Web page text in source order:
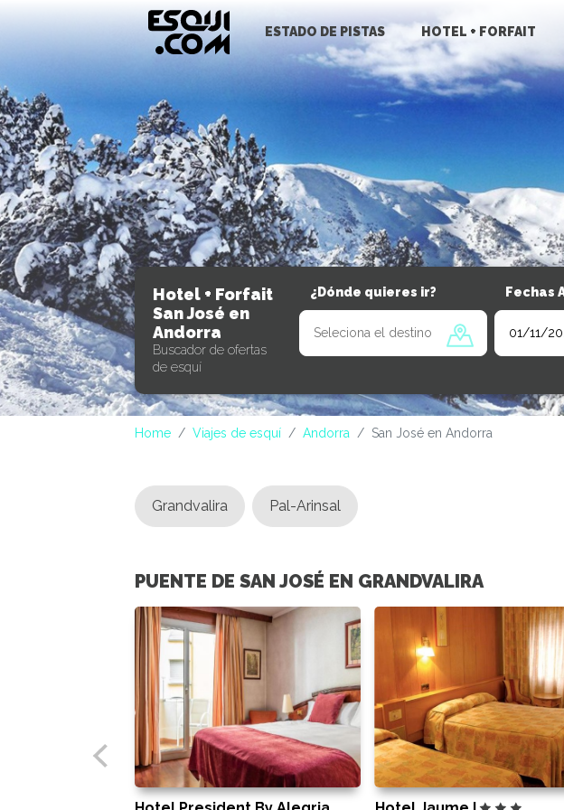
ESTADO DE PISTAS HOTEL + FORFAIT
Hotel + Forfait
San José en
Andorra
Buscador de ofertas
de esquí
¿Dónde quieres ir? Fechas
Home Viajes de esquí Andorra San José en Andorra
Grandvalira Pal-Arinsal
PUENTE DE SAN JOSÉ EN GRANDVALIRA